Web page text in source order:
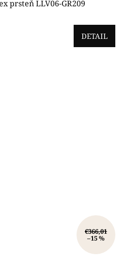
prsteň LLV06-GR209
DETAIL
€366,01
–15 %